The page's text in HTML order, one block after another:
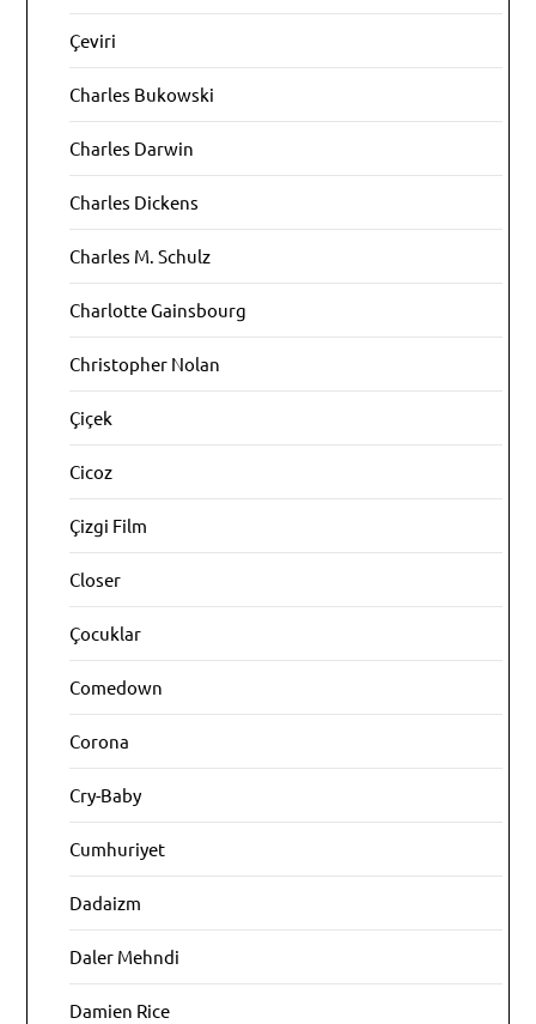
Çeviri
Charles Bukowski
Charles Darwin
Charles Dickens
Charles M. Schulz
Charlotte Gainsbourg
Christopher Nolan
Çiçek
Cicoz
Çizgi Film
Closer
Çocuklar
Comedown
Corona
Cry-Baby
Cumhuriyet
Dadaizm
Daler Mehndi
Damien Rice